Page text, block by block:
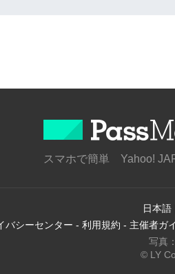
スマホで簡単 Yahoo!
日本語
バシーセンター - 利用規約 - 主催者ガ
写真
© LY